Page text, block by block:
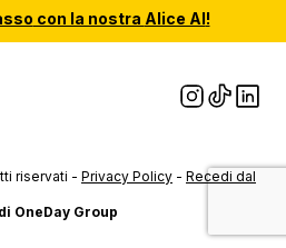
con la nostra Alice AI!
riservati - Privacy Policy - Recedi dal
OneDay Group